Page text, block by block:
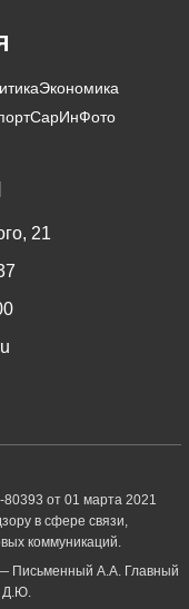
Экономика
СарИнФото
21
от 01 марта 2021
в сфере связи,
коммуникаций.
Письменный А.А. Главный
Д.Ю.